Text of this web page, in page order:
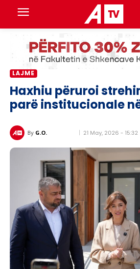
LAJME
Haxhiu përuroi
parë institucionale
By G.O. 21 May, 2026 - 15:32